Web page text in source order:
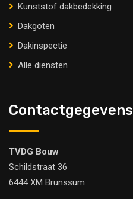
Kunststof dakbedekking
Dakgoten
Dakinspectie
Alle diensten
Contactgegevens
TVDG Bouw
Schildstraat 36
6444 XM Brunssum